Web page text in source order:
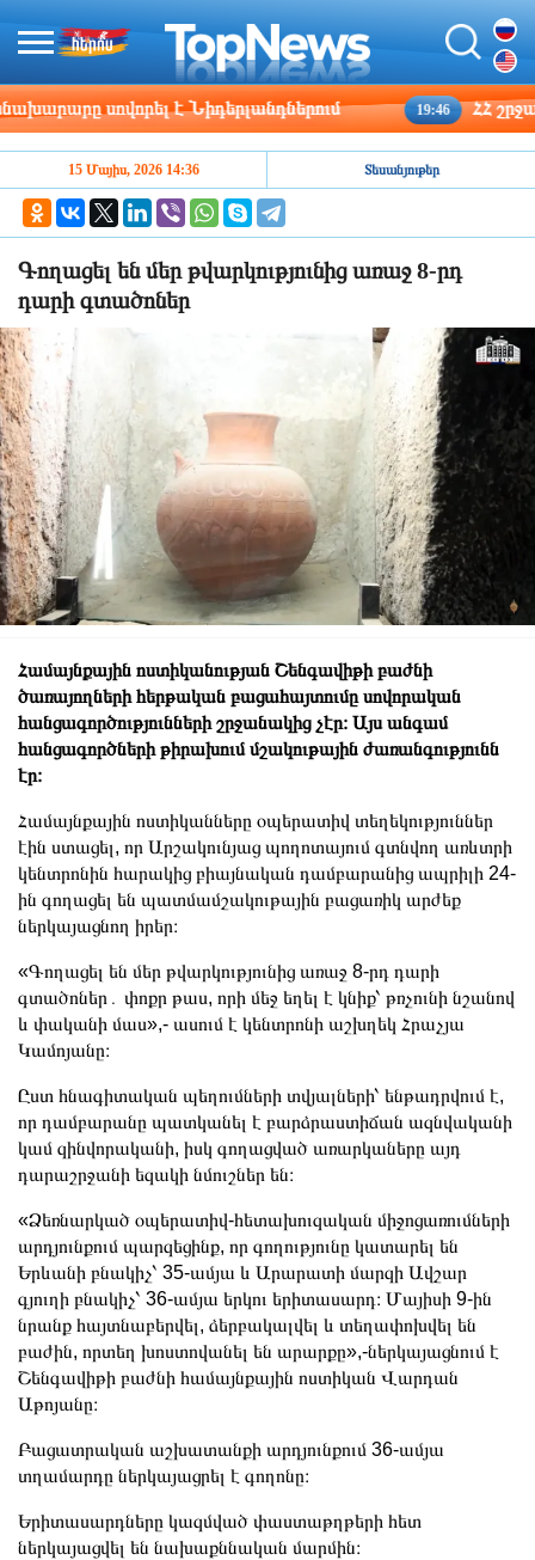
սովորել է Նիդերլանդներում 19:46 ՀՀ
15 Մայիս, 2026 14:36 Տեսանյութեր
Գողացել են մեր թվարկությունից առաջ 8-րդ
դարի գտածոներ
Համայնքային ոստիկանության Շենգավիթի բաժնի
ծառայողների հերթական բացահայտումը սովորական
հանցագործությունների շրջանակից չէր։ Այս անգամ
հանցագործների թիրախում մշակութային ժառանգությունն
էր։
Համայնքային ոստիկանները օպերատիվ տեղեկություններ
էին ստացել, որ Արշակունյաց պողոտայում գտնվող առևտրի
կենտրոնին հարակից բիայնական դամբարանից ապրիլի 24-
ին գողացել են պատմամշակութային բացառիկ արժեք
ներկայացնող իրեր։
«Գողացել են մեր թվարկությունից առաջ 8-րդ դարի
գտածոներ․ փոքր թաս, որի մեջ եղել է կնիք՝ թռչունի նշանով
և փականի մաս»,- ասում է կենտրոնի աշխղեկ Հրաչյա
Կամոյանը։
Ըստ հնագիտական պեղումների տվյալների՝ ենթադրվում է,
որ դամբարանը պատկանել է բարձրաստիճան ազնվականի
կամ զինվորականի, իսկ գողացված առարկաները այդ
դարաշրջանի եզակի նմուշներ են։
«Ձեռնարկած օպերատիվ-հետախուզական միջոցառումների
արդյունքում պարզեցինք, որ գողությունը կատարել են
Երևանի բնակիչ՝ 35-ամյա և Արարատի մարզի Ավշար
գյուղի բնակիչ՝ 36-ամյա երկու երիտասարդ։ Մայիսի 9-ին
նրանք հայտնաբերվել, ձերբակալվել և տեղափոխվել են
բաժին, որտեղ խոստովանել են արարքը»,-ներկայացնում է
Շենգավիթի բաժնի համայնքային ոստիկան Վարդան
Աթոյանը։
Բացատրական աշխատանքի արդյունքում 36-ամյա
տղամարդը ներկայացրել է գողոնը։
Երիտասարդները կազմված փաստաթղթերի հետ
ներկայացվել են նախաքննական մարմին։